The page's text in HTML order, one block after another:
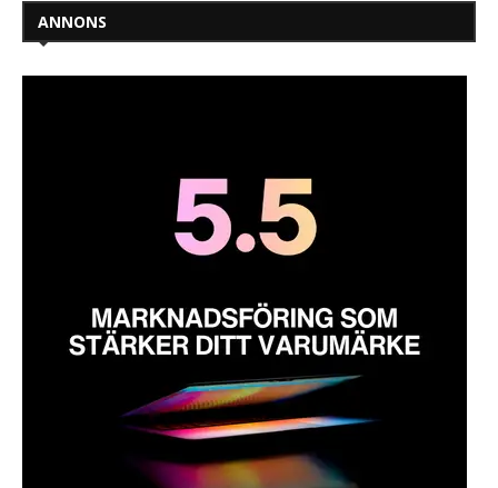
ANNONS